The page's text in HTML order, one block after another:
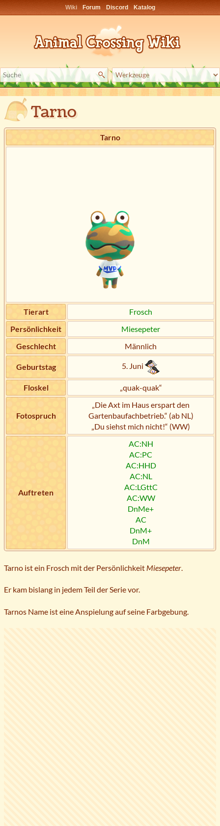
Wiki Forum Discord Katalog
Tarno
Tarno
Tierart
Frosch
Persönlichkeit
Miesepeter
Geschlecht
Männlich
Geburtstag 5. Juni
Floskel „quak-quak“
Fotospruch
„Die Axt im Haus erspart den
Gartenbaufachbetrieb.“ (ab NL)
„Du siehst mich nicht!“ (WW)
Auftreten
AC:NH
AC:PC
AC:HHD
AC:NL
AC:LGttC
AC:WW
DnMe+
AC
DnM+
DnM
Tarno ist ein Frosch mit der Persönlichkeit Miesepeter
Er kam bislang in jedem Teil der Serie vor.
Tarnos Name ist eine Anspielung auf seine Farbgebung.